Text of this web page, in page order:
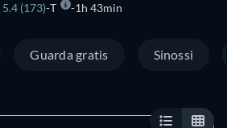
5.4 (173) T 1h 43min
Guarda gratis Sinossi